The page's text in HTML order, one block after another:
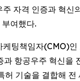
자격 인증과 혁신
여했다.
팅책임자(CMO)인
과 항공우주 혁신을
기술을 결합해 전